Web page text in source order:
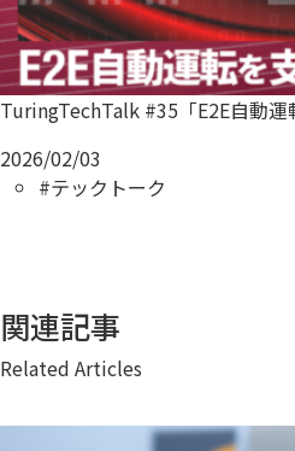
TuringTechTalk #35「E2E自動
2026/02/03
#テックトーク
関連記事
Related Articles